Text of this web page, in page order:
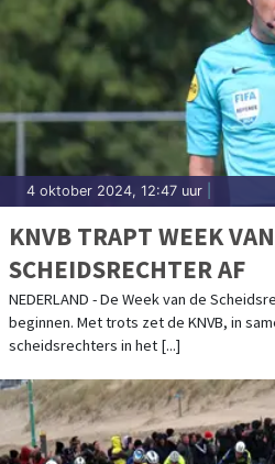
4 oktober 2024, 12:47 uur
KNVB TRAPT WEEK
SCHEIDSRECHTER AF
NEDERLAND - De Week van de
beginnen. Met trots zet de KNVB, in
scheidsrechters in het [...]